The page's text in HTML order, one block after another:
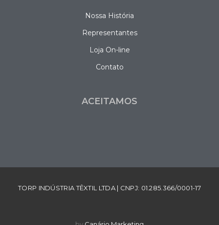
Nossa História
Representantes
Loja On-line
Contato
ACEITAMOS
TORP INDÚSTRIA TÊXTIL LTDA | CNPJ: 01.285.366/0001-17